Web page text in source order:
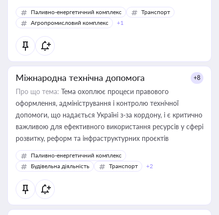
Паливно-енергетичний комплекс
Транспорт
Агропромисловий комплекс
+1
Міжнародна технічна допомога +8
Про що тема: Тема охоплює процеси правового
оформлення, адміністрування і контролю технічної
допомоги, що надається Україні з-за кордону, і є критично
важливою для ефективного використання ресурсів у сфері
розвитку, реформ та інфраструктурних проєктів
Паливно-енергетичний комплекс
Будівельна діяльність
Транспорт +2